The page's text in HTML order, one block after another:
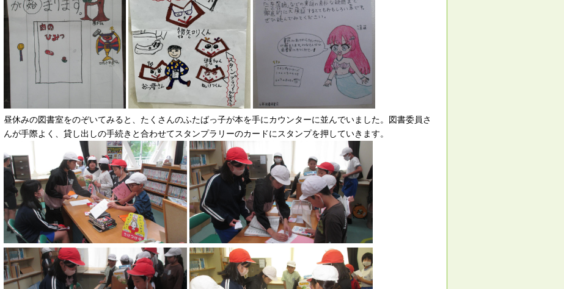
昼休みの図書室をのぞいてみると、たくさんのふたばっ子が本を手にカウンターに並んでいました。図書委員さ
んが手際よく、貸し出しの手続きと合わせてスタンプラリーのカードにスタンプを押していきます。